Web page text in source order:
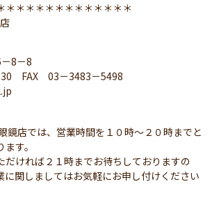
＊＊＊＊＊＊＊＊＊＊＊＊＊
8－8
FAX 03－3483－5498
鏡店では、営業時間を１０時～２０時までと
す。
だければ２１時までお待ちしておりますの
に関しましてはお気軽にお申し付けください